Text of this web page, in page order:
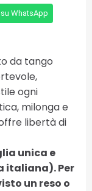
WhatsApp
da tango
ogni
milonga e
libertà di
unica e
italiana). Per
un reso o